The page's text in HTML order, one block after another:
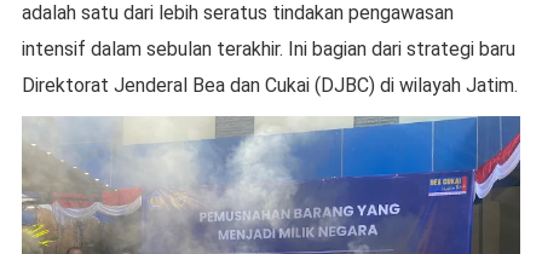
adalah satu dari lebih seratus tindakan pengawasan
intensif dalam sebulan terakhir. Ini bagian dari strategi baru
Direktorat Jenderal Bea dan Cukai (DJBC) di wilayah Jatim.